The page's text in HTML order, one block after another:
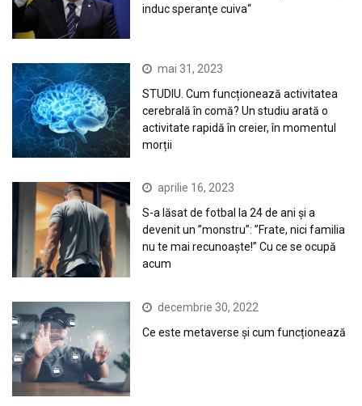
induc speranţe cuiva“
mai 31, 2023
STUDIU. Cum funcționează activitatea
cerebrală în comă? Un studiu arată o
activitate rapidă în creier, în momentul
morții
aprilie 16, 2023
S-a lăsat de fotbal la 24 de ani și a
devenit un ”monstru”: ”Frate, nici familia
nu te mai recunoaște!” Cu ce se ocupă
acum
decembrie 30, 2022
Ce este metaverse și cum funcționează